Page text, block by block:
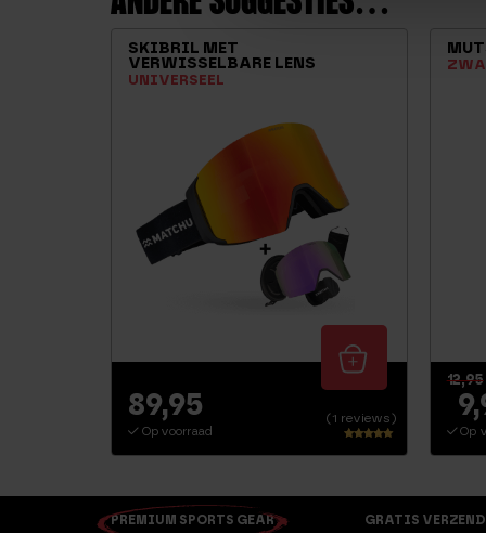
SKIBRIL MET
VERWISSELBARE LENS
UNIVERSEEL
(1 reviews)
89,95
Op voorraad
12,95
Op
PREMIUM SPORTS GEAR GRATIS